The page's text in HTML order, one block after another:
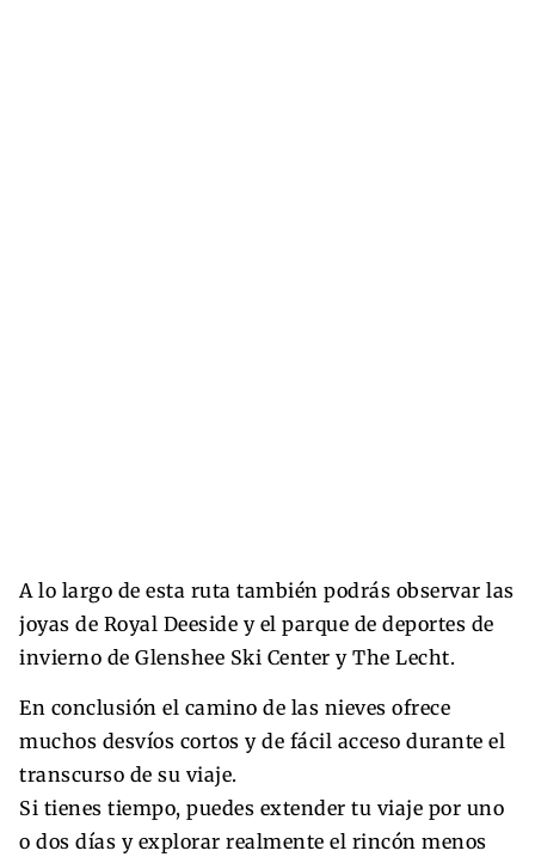
A lo largo de esta ruta también podrás observar las
joyas de Royal Deeside y el parque de deportes de
invierno de Glenshee Ski Center y The Lecht.
En conclusión el camino de las nieves ofrece
muchos desvíos cortos y de fácil acceso durante el
transcurso de su viaje.
Si tienes tiempo, puedes extender tu viaje por uno
o dos días y explorar realmente el rincón menos